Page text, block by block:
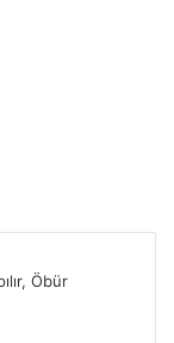
Öbür